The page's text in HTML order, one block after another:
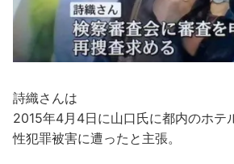
詩織さんは
2015年4月4日に山口氏に都内のホテ
性犯罪被害に遭ったと主張。